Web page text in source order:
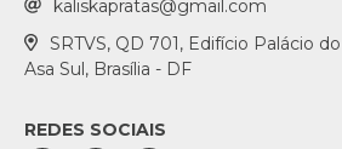
kaliskapratas@gmail.com
SRTVS, QD 701, Edifício Palácio
Asa Sul, Brasília - DF
REDES SOCIAIS